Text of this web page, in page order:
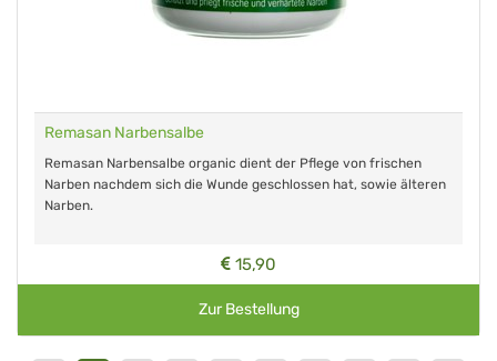
Remasan Narbensalbe
Remasan Narbensalbe organic dient der Pflege von frischen
Narben nachdem sich die Wunde geschlossen hat, sowie älteren
Narben.
15,90
Zur Bestellung